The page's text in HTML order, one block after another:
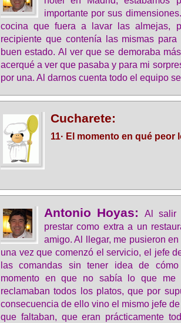
importante por sus
cocina que fuera a lavar las almejas,
recipiente que contenía las mismas
buen estado. Al ver que se demoraba
acerqué a ver que pasaba y para mi
por una. Al darnos cuenta todo el equipo
Cucharete:
11· El momento en qué peor
Antonio Hoyas:Al salir
prestar como extra a un
amigo. Al llegar, me pusieron
una vez que comenzó el servicio, el jefe
las comandas sin tener idea de
momento en que no sabía lo que
reclamaban todos los platos, que por
consecuencia de ello vino el mismo jefe
que faltaban, que eran prácticamente